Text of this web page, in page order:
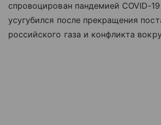
спровоцирован пандемией COVID-
усугубился после прекращения
российского газа и конфликта